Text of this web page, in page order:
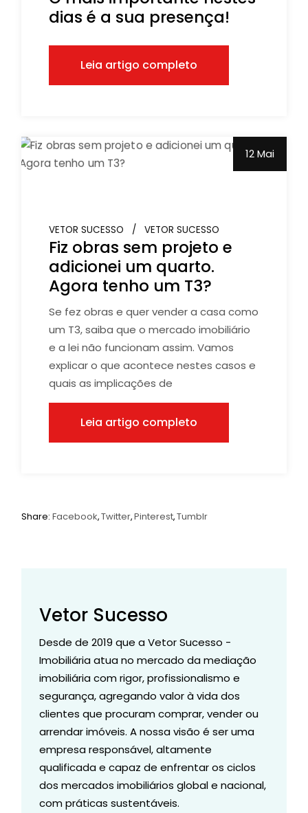
dias é a sua presença!
Leia artigo completo
12 Mai
VETOR SUCESSO VETOR SUCESSO
Fiz obras sem projeto e
adicionei um quarto.
Agora tenho um T3?
Se fez obras e quer vender a casa como
um T3, saiba que o mercado imobiliário
e a lei não funcionam assim. Vamos
explicar o que acontece nestes casos e
quais as implicações de
Leia artigo completo
Share: Facebook Twitter Pinterest Tumblr
Vetor Sucesso
Desde de 2019 que a Vetor Sucesso -
Imobiliária atua no mercado da mediação
imobiliária com rigor, profissionalismo e
segurança, agregando valor à vida dos
clientes que procuram comprar, vender ou
arrendar imóveis. A nossa visão é ser uma
empresa responsável, altamente
qualificada e capaz de enfrentar os ciclos
dos mercados imobiliários global e nacional,
com práticas sustentáveis.